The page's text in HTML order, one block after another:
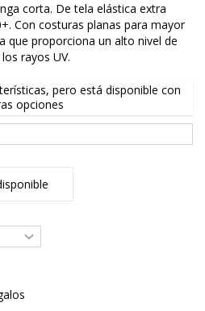
corta. De tela elástica extra
Con costuras planas para mayor
que proporciona un alto nivel de
rayos UV.
pero está disponible con
opciones